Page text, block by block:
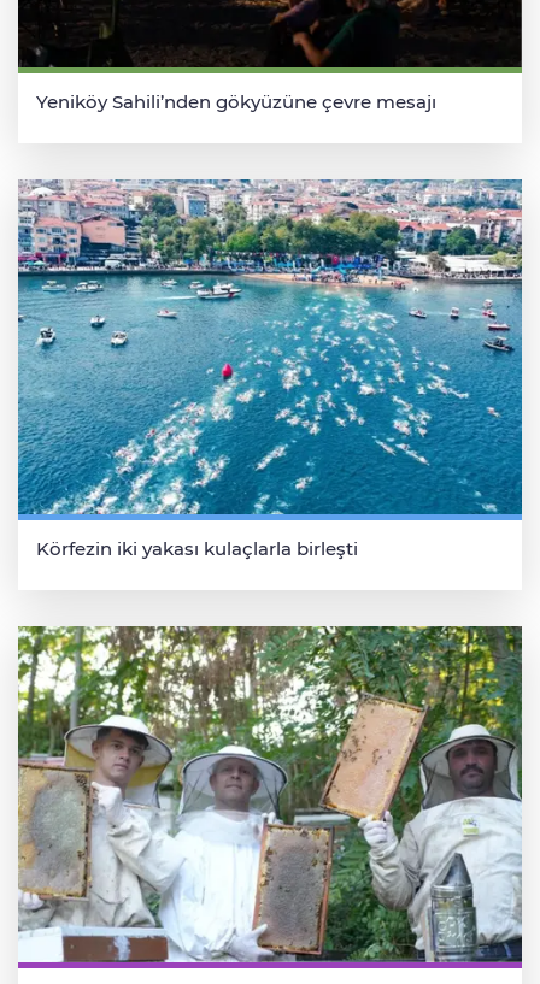
Yeniköy Sahili’nden gökyüzüne çevre mesajı
Körfezin iki yakası kulaçlarla birleşti